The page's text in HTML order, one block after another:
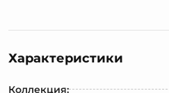
Характеристики
Коллекция: